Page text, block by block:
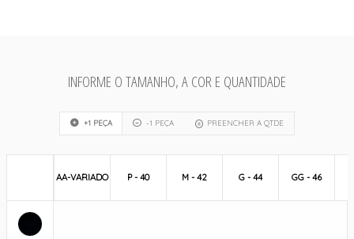
INFORME O TAMANHO, A COR E QUANTIDADE
+1 PEÇA -1 PEÇA PREENCHER A QTDE
AA-VARIADO P - 40 M - 42 G - 44 GG - 46